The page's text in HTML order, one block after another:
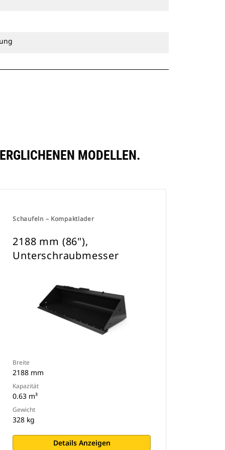
MODELLEN.
Schaufeln – Kompaktlader
2188 mm (86"),
Unterschraubmesser
Breite
2188 mm
Kapazität
0.63 m³
Gewicht
328 kg
Details Anzeigen